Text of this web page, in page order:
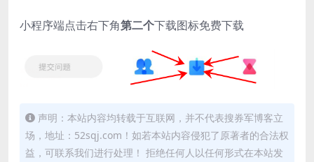
小程序端点击右下角第二个下载图标免费下载
声明：本站内容均转载于互联网，并不代表搜券军博客立
场，地址：52sqj.com！如若本站内容侵犯了原著者的合法权
益，可联系我们进行处理！ 拒绝任何人以任何形式在本站发